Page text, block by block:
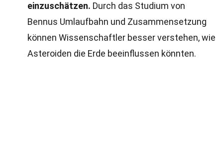
einzuschätzen. Durch das Studium von
Bennus Umlaufbahn und Zusammensetzung
können Wissenschaftler besser verstehen, wie
Asteroiden die Erde beeinflussen könnten.